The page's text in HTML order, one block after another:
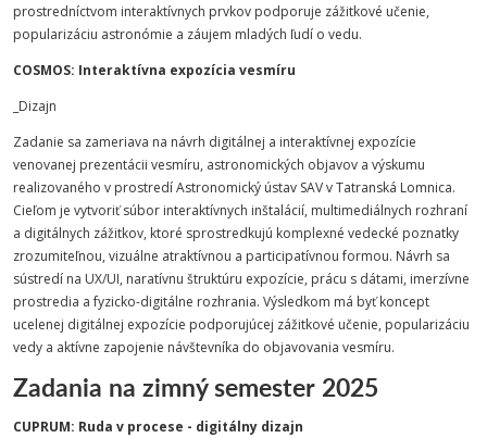
prostredníctvom interaktívnych prvkov podporuje zážitkové učenie,
popularizáciu astronómie a záujem mladých ľudí o vedu.
COSMOS: Interaktívna expozícia vesmíru
_Dizajn
Zadanie sa zameriava na návrh digitálnej a interaktívnej expozície
venovanej prezentácii vesmíru, astronomických objavov a výskumu
realizovaného v prostredí Astronomický ústav SAV v Tatranská Lomnica.
Cieľom je vytvoriť súbor interaktívnych inštalácií, multimediálnych rozhraní
a digitálnych zážitkov, ktoré sprostredkujú komplexné vedecké poznatky
zrozumiteľnou, vizuálne atraktívnou a participatívnou formou. Návrh sa
sústredí na UX/UI, naratívnu štruktúru expozície, prácu s dátami, imerzívne
prostredia a fyzicko-digitálne rozhrania. Výsledkom má byť koncept
ucelenej digitálnej expozície podporujúcej zážitkové učenie, popularizáciu
vedy a aktívne zapojenie návštevníka do objavovania vesmíru.
Zadania na zimný semester 2025
CUPRUM: Ruda v procese - digitálny dizajn